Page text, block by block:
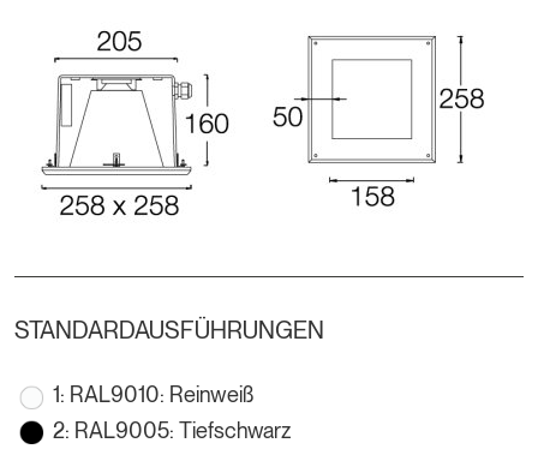
STANDARDAUSFÜHRUNGEN
1: RAL9010: Reinweiß
2: RAL9005: Tiefschwarz